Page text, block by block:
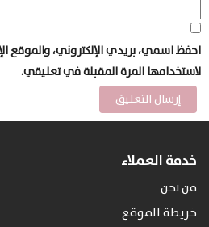
احفظ اسمي، بريدي الإلكتروني، والموقع
لاستخدامها المرة المقبلة في تعليقي.
خدمة العملاء
من نحن
خريطة الموقع